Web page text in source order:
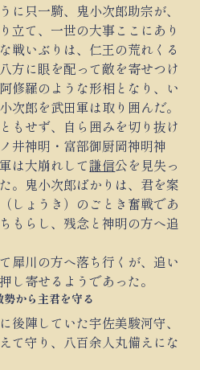
に只一騎、鬼小次郎助宗が、
立て、一世の大事ここにあり
戦いぶりは、仁王の荒れくる
方に眼を配って敵を寄せつけ
修羅のような形相となり、い
次郎を武田軍は取り囲んだ。
もせず、自ら囲みを切り抜け
井神明・富部御厨岡神明神
は大崩れして謙信公を見失っ
。鬼小次郎ばかりは、君を案
しょうき）のごとき奮戦であ
もらし、残念と神明の方へ追
犀川の方へ落ち行くが、追い
し寄せるようであった。
から主君を守る
陣していた宇佐美駿河守、
て守り、八百余人丸備えにな